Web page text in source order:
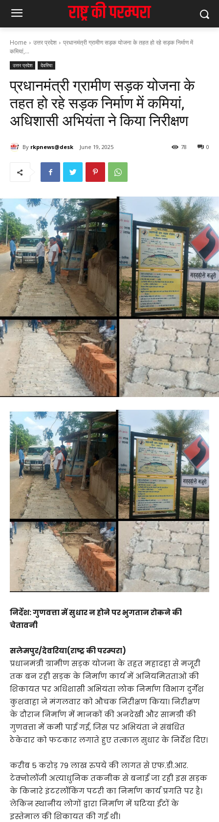
Home उत्तर प्रदेश
प्रधानमंत्री ग्रामीण सड़क योजना के तहत हो रहे सड़क निर्माण में
कमियां,...
उत्तर प्रदेश देवरिया
प्रधानमंत्री ग्रामीण सड़क योजना के
तहत हो रहे सड़क निर्माण में कमियां,
अधिशासी अभियंता ने किया निरीक्षण
By rkpnews@desk June 19, 2025 0
78
निर्देश: गुणवत्ता में सुधार न होने पर भुगतान रोकने की
चेतावनी
सलेमपुर/देवरिया(राष्ट्र की परम्परा)
प्रधानमंत्री ग्रामीण सड़क योजना के तहत महादहा से मजूरी
तक बन रही सड़क के निर्माण कार्य में अनियमितताओं की
शिकायत पर अधिशासी अभियंता लोक निर्माण विभाग दुर्गेश
कुशवाहा ने मंगलवार को औचक निरीक्षण किया। निरीक्षण
के दौरान निर्माण में मानकों की अनदेखी और सामग्री की
गुणवत्ता में कमी पाई गई, जिस पर अभियंता ने संबंधित
ठेकेदार को फटकार लगाते हुए तत्काल सुधार के निर्देश दिए।
करीब 5 करोड़ 79 लाख रुपये की लागत से एफ.डी.आर.
टेक्नोलॉजी अत्याधुनिक तकनीक से बनाई जा रही इस सड़क
के किनारे इंटरलॉकिंग पटरी का निर्माण कार्य प्रगति पर है।
लेकिन स्थानीय लोगों द्वारा निर्माण में घटिया ईंटों के
इस्तेमाल की शिकायत की गई थी।